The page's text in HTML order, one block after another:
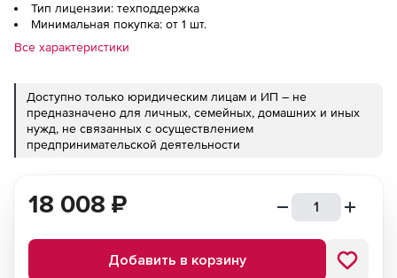
Тип лицензии: техподдержка
Минимальная покупка: от 1 шт.
Все характеристики
Доступно только юридическим лицам и ИП – не
предназначено для личных, семейных, домашних и иных
нужд, не связанных с осуществлением
предпринимательской деятельности
18 008 ₽
Добавить в корзину